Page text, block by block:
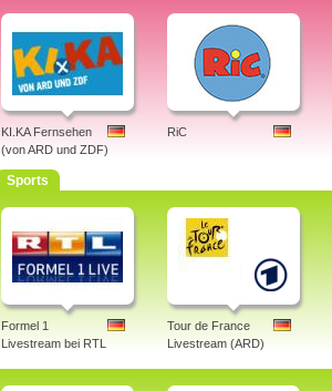
KI.KA Fernsehen
(von ARD und ZDF)
RiC
Sports
Formel 1
Livestream bei RTL
Tour de France
Livestream (ARD)